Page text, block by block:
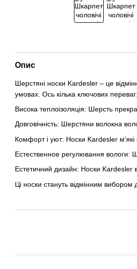
Опис
Шерстяні носки Kardesler – це
умовах. Ось кілька ключових переваг:
Висока теплоізоляція: Шерсть
Довговічність: Шерстяни волокна
Комфорт і уют: Носки Kardesler м'які
Естественное регулювання вологи:
Естетичний дизайн: Носки Kardesler
Ці носки стануть відмінним вибором